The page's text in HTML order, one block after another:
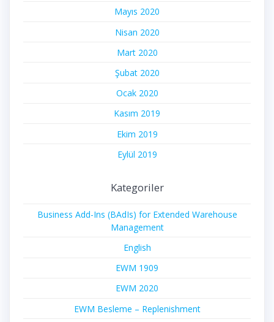
Mayıs 2020
Nisan 2020
Mart 2020
Şubat 2020
Ocak 2020
Kasım 2019
Ekim 2019
Eylül 2019
Kategoriler
Business Add-Ins (BAdIs) for Extended Warehouse
Management
English
EWM 1909
EWM 2020
EWM Besleme – Replenishment